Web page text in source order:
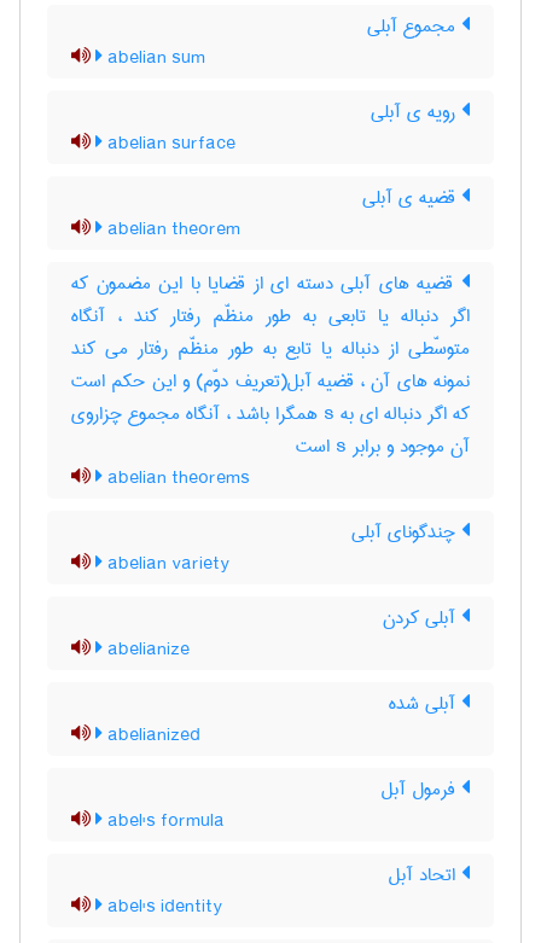
مجموع آبلی
abelian sum
رویه ی آبلی
abelian surface
قضیه ی آبلی
abelian theorem
قضیه های آبلی دسته ای از قضایا با این مضمون که
اگر دنباله یا تابعی به طور منظّم رفتار کند ، آنگاه
متوسّطی از دنباله یا تابع به طور منظّم رفتار می کند
نمونه های آن ، قضیه آبل(تعریف دوّم) و این حکم است
که اگر دنباله ای به s همگرا باشد ، آنگاه مجموع چزاروی
آن موجود و برابر s است
abelian theorems
چندگونای آبلی
abelian variety
آبلی کردن
abelianize
آبلی شده
abelianized
فرمول آبل
abel's formula
اتحاد آبل
abel's identity